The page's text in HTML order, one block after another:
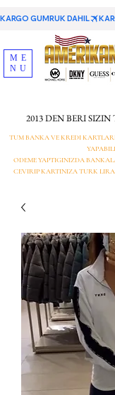
KARGO GUMRUK DAHIL
2013 DEN BERI
TUM BANKA VE KREDI
ODEME YAPTIGINIZDA
CEVIRIP KARTINIZA TURK
ME
NU